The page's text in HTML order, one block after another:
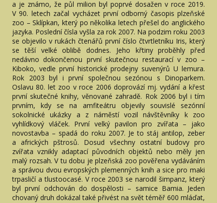
a je známo, že půl milion byl poprvé dosažen v roce 2019.
V 90. letech začal vycházet první odborný časopis plzeňské
zoo – Sklípkan, který po několika letech přešel do anglického
jazyka. Poslední čísla vyšla za rok 2007. Na podzim roku 2003
se objevilo v rukách čtenářů první číslo čtvrtletníku Iris, který
se těší velké oblibě dodnes. Jeho křtiny proběhly před
nedávno dokončenou první skutečnou restaurací v zoo –
Kiboko, vedle první historické prodejny suvenýrů U lemura.
Rok 2003 byl i první společnou sezónou s Dinoparkem.
Oslavu 80. let zoo v roce 2006 doprovází mj. vydání a křest
první skutečné knihy, věnované zahradě. Rok 2006 byl i tím
prvním, kdy se na amfiteátru objevily souvislé sezónní
sokolnické ukázky a z náměstí vozil návštěvníky k zoo
vyhlídkový vláček. První velký pavilon pro zvířata – jako
novostavba – spadá do roku 2007. Je to stáj antilop, zeber
a afrických pštrosů. Dosud všechny ostatní budovy pro
zvířata vznikly adaptací původních objektů nebo měly jen
malý rozsah. V tu dobu je plzeňská zoo pověřena vydáváním
a správou dvou evropských plemenných knih a sice pro maki
trpasličí a tlustoocasé. V roce 2003 se narodil šimpanz, který
byl první odchován do dospělosti – samice Bamia. Jeden
chovaný druh dokázal také přivést na svět téměř 600 mláďat,